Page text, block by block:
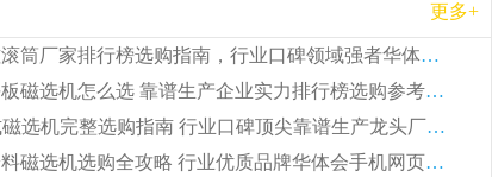
更多+
2026 矿用永磁滚筒厂家排行榜选购指南，行业口碑领域强者华体会手机网页版-华体会(中国)
2026 钛铁矿平板磁选机怎么选 靠谱生产企业实力排行榜选购参考攻略
2026CTG 干式磁选机完整选购指南 行业口碑顶尖靠谱生产龙头厂家实力推荐
2026 高精度粉料磁选机选购全攻略 行业优质品牌华体会手机网页版-华体会(中国) 实力深度解析